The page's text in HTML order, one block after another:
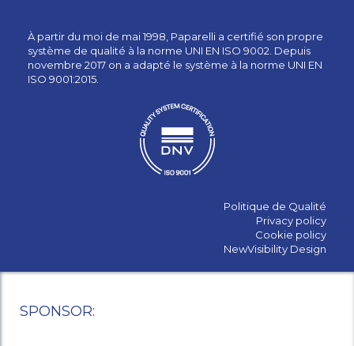
À partir du moi de mai 1998, Paparelli a certifié son propre
système de qualité à la norme UNI EN ISO 9002. Depuis
novembre 2017 on a adapté le système à la norme UNI EN
ISO 9001:2015.
Politique de Qualité
Privacy policy
Cookie policy
NewVisibility Design
SPONSOR: